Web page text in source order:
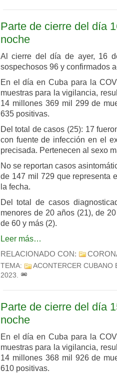
Parte de cierre del día
noche
Al cierre del día de ayer, 16
sospechosos 96 y confirmados
En el día en Cuba para la
muestras para la vigilancia,
14 millones 369 mil 299 de
635 positivas.
Del total de casos (25): 17
con fuente de infección en el
precisada. Pertenecen al sexo
No se reportan casos
de 147 mil 729 que representa
la fecha.
Del total de casos
menores de 20 años (21), de
de 60 y más (2).
Leer más…
RELACIONADO CON:
TEMA:
ACONTERCER CUBANO
2023.
Parte de cierre del día
noche
En el día en Cuba para la
muestras para la vigilancia,
14 millones 368 mil 926 de
610 positivas.